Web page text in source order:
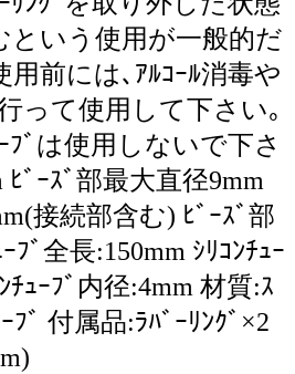
という使用が一般的だ
用前には､ｱﾙｺｰﾙ消毒や
って使用して下さい｡
ﾌﾞは使用しないで下さ
ﾋﾞｰｽﾞ部最大直径9mm
接続部含む) ﾋﾞｰｽﾞ部
ﾌﾞ全長:150mm ｼﾘｺﾝﾁｭｰ
ﾁｭｰﾌﾞ内径:4mm 材質:ｽ
ﾌﾞ 付属品:ﾗﾊﾞｰﾘﾝｸﾞ×2